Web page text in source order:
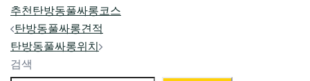
추천 탄방동풀싸롱코스
Post
navigation
탄방동풀싸롱견적
탄방동풀싸롱위치
검색